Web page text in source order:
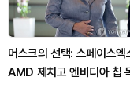
머스크의 선택: 스페이스엑
AMD 제치고 엔비디아 칩